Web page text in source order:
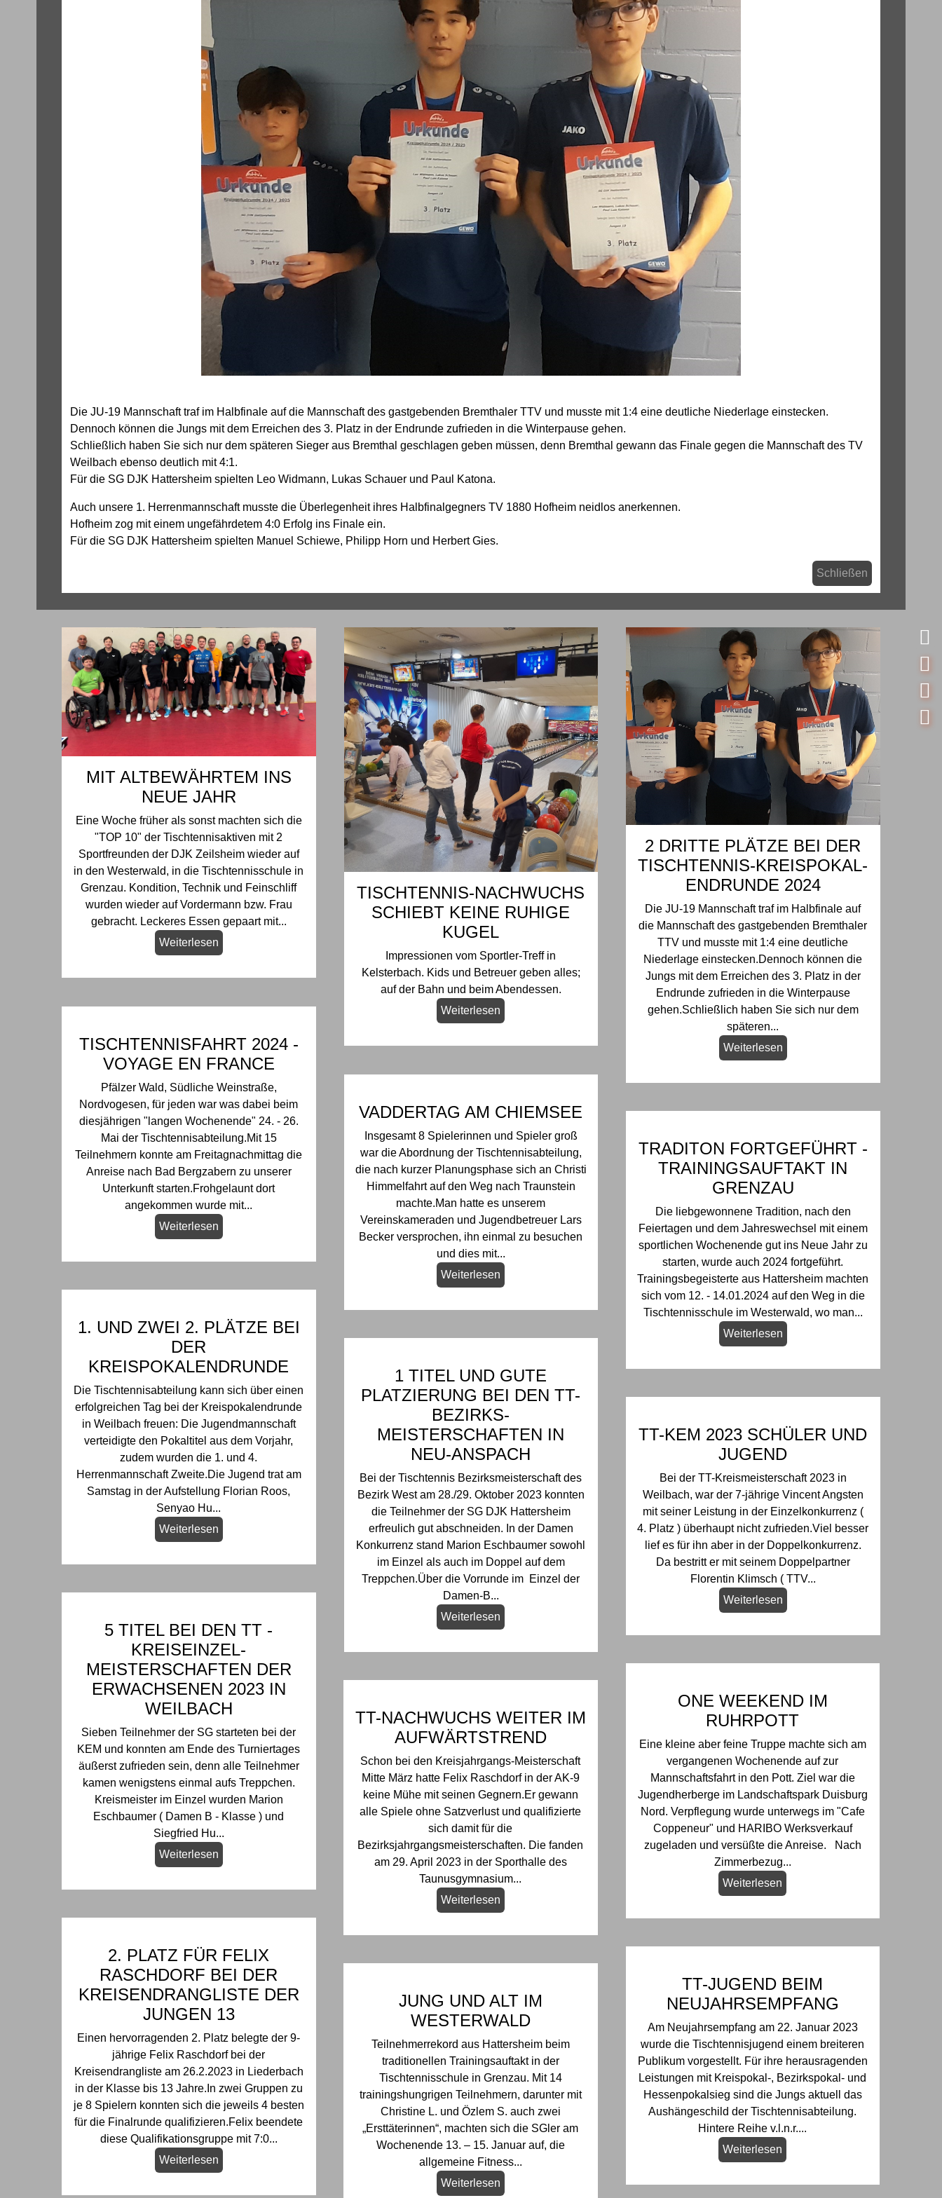
Die JU-19 Mannschaft traf im Halbfinale auf die Mannschaft des gastgebenden Bremthaler TTV und musste mit 1:4 eine deutliche Niederlage einstecken.
Dennoch können die Jungs mit dem Erreichen des 3. Platz in der Endrunde zufrieden in die Winterpause gehen.
Schließlich haben Sie sich nur dem späteren Sieger aus Bremthal geschlagen geben müssen, denn Bremthal gewann das Finale gegen die Mannschaft des TV
Weilbach ebenso deutlich mit 4:1.
Für die SG DJK Hattersheim spielten Leo Widmann, Lukas Schauer und Paul Katona.
Auch unsere 1. Herrenmannschaft musste die Überlegenheit ihres Halbfinalgegners TV 1880 Hofheim neidlos anerkennen.
Hofheim zog mit einem ungefährdetem 4:0 Erfolg ins Finale ein.
Für die SG DJK Hattersheim spielten Manuel Schiewe, Philipp Horn und Herbert Gies.
Schließen
MIT ALTBEWÄHRTEM INS
NEUE JAHR
Eine Woche früher als sonst machten sich die
"TOP 10" der Tischtennisaktiven mit 2
Sportfreunden der DJK Zeilsheim wieder auf
in den Westerwald, in die Tischtennisschule in
Grenzau. Kondition, Technik und Feinschliff
wurden wieder auf Vordermann bzw. Frau
gebracht. Leckeres Essen gepaart mit...
Weiterlesen
TISCHTENNIS-NACHWUCHS
SCHIEBT KEINE RUHIGE
KUGEL
Impressionen vom Sportler-Treff in
Kelsterbach. Kids und Betreuer geben alles;
auf der Bahn und beim Abendessen.
Weiterlesen
2 DRITTE PLÄTZE BEI DER
TISCHTENNIS-KREISPOKAL-
ENDRUNDE 2024
Die JU-19 Mannschaft traf im Halbfinale auf
die Mannschaft des gastgebenden Bremthaler
TTV und musste mit 1:4 eine deutliche
Niederlage einstecken.Dennoch können die
Jungs mit dem Erreichen des 3. Platz in der
Endrunde zufrieden in die Winterpause
gehen.Schließlich haben Sie sich nur dem
späteren...
Weiterlesen
TISCHTENNISFAHRT 2024 -
VOYAGE EN FRANCE
Pfälzer Wald, Südliche Weinstraße,
Nordvogesen, für jeden war was dabei beim
diesjährigen "langen Wochenende" 24. - 26.
Mai der Tischtennisabteilung.Mit 15
Teilnehmern konnte am Freitagnachmittag die
Anreise nach Bad Bergzabern zu unserer
Unterkunft starten.Frohgelaunt dort
angekommen wurde mit...
Weiterlesen
VADDERTAG AM CHIEMSEE
Insgesamt 8 Spielerinnen und Spieler groß
war die Abordnung der Tischtennisabteilung,
die nach kurzer Planungsphase sich an Christi
Himmelfahrt auf den Weg nach Traunstein
machte.Man hatte es unserem
Vereinskameraden und Jugendbetreuer Lars
Becker versprochen, ihn einmal zu besuchen
und dies mit...
Weiterlesen
TRADITON FORTGEFÜHRT -
TRAININGSAUFTAKT IN
GRENZAU
Die liebgewonnene Tradition, nach den
Feiertagen und dem Jahreswechsel mit einem
sportlichen Wochenende gut ins Neue Jahr zu
starten, wurde auch 2024 fortgeführt.
Trainingsbegeisterte aus Hattersheim machten
sich vom 12. - 14.01.2024 auf den Weg in die
Tischtennisschule im Westerwald, wo man...
Weiterlesen
1. UND ZWEI 2. PLÄTZE BEI
DER
KREISPOKALENDRUNDE
Die Tischtennisabteilung kann sich über einen
erfolgreichen Tag bei der Kreispokalendrunde
in Weilbach freuen: Die Jugendmannschaft
verteidigte den Pokaltitel aus dem Vorjahr,
zudem wurden die 1. und 4.
Herrenmannschaft Zweite.Die Jugend trat am
Samstag in der Aufstellung Florian Roos,
Senyao Hu...
Weiterlesen
1 TITEL UND GUTE
PLATZIERUNG BEI DEN TT-
BEZIRKS-
MEISTERSCHAFTEN IN
NEU-ANSPACH
Bei der Tischtennis Bezirksmeisterschaft des
Bezirk West am 28./29. Oktober 2023 konnten
die Teilnehmer der SG DJK Hattersheim
erfreulich gut abschneiden. In der Damen
Konkurrenz stand Marion Eschbaumer sowohl
im Einzel als auch im Doppel auf dem
Treppchen.Über die Vorrunde im Einzel der
Damen-B...
Weiterlesen
TT-KEM 2023 SCHÜLER UND
JUGEND
Bei der TT-Kreismeisterschaft 2023 in
Weilbach, war der 7-jährige Vincent Angsten
mit seiner Leistung in der Einzelkonkurrenz (
4. Platz ) überhaupt nicht zufrieden.Viel besser
lief es für ihn aber in der Doppelkonkurrenz.
Da bestritt er mit seinem Doppelpartner
Florentin Klimsch ( TTV...
Weiterlesen
5 TITEL BEI DEN TT -
KREISEINZEL-
MEISTERSCHAFTEN DER
ERWACHSENEN 2023 IN
WEILBACH
Sieben Teilnehmer der SG starteten bei der
KEM und konnten am Ende des Turniertages
äußerst zufrieden sein, denn alle Teilnehmer
kamen wenigstens einmal aufs Treppchen.
Kreismeister im Einzel wurden Marion
Eschbaumer ( Damen B - Klasse ) und
Siegfried Hu...
Weiterlesen
ONE WEEKEND IM
RUHRPOTT
Eine kleine aber feine Truppe machte sich am
vergangenen Wochenende auf zur
Mannschaftsfahrt in den Pott. Ziel war die
Jugendherberge im Landschaftspark Duisburg
Nord. Verpflegung wurde unterwegs im "Cafe
Coppeneur" und HARIBO Werksverkauf
zugeladen und versüßte die Anreise. Nach
Zimmerbezug...
Weiterlesen
TT-NACHWUCHS WEITER IM
AUFWÄRTSTREND
Schon bei den Kreisjahrgangs-Meisterschaft
Mitte März hatte Felix Raschdorf in der AK-9
keine Mühe mit seinen Gegnern.Er gewann
alle Spiele ohne Satzverlust und qualifizierte
sich damit für die
Bezirksjahrgangsmeisterschaften. Die fanden
am 29. April 2023 in der Sporthalle des
Taunusgymnasium...
Weiterlesen
2. PLATZ FÜR FELIX
RASCHDORF BEI DER
KREISENDRANGLISTE DER
JUNGEN 13
Einen hervorragenden 2. Platz belegte der 9-
jährige Felix Raschdorf bei der
Kreisendrangliste am 26.2.2023 in Liederbach
in der Klasse bis 13 Jahre.In zwei Gruppen zu
je 8 Spielern konnten sich die jeweils 4 besten
für die Finalrunde qualifizieren.Felix beendete
diese Qualifikationsgruppe mit 7:0...
Weiterlesen
TT-JUGEND BEIM
NEUJAHRSEMPFANG
Am Neujahrsempfang am 22. Januar 2023
wurde die Tischtennisjugend einem breiteren
Publikum vorgestellt. Für ihre herausragenden
Leistungen mit Kreispokal-, Bezirkspokal- und
Hessenpokalsieg sind die Jungs aktuell das
Aushängeschild der Tischtennisabteilung.
Hintere Reihe v.l.n.r....
Weiterlesen
JUNG UND ALT IM
WESTERWALD
Teilnehmerrekord aus Hattersheim beim
traditionellen Trainingsauftakt in der
Tischtennisschule in Grenzau. Mit 14
trainingshungrigen Teilnehmern, darunter mit
Christine L. und Özlem S. auch zwei
„Ersttäterinnen“, machten sich die SGler am
Wochenende 13. – 15. Januar auf, die
allgemeine Fitness...
Weiterlesen